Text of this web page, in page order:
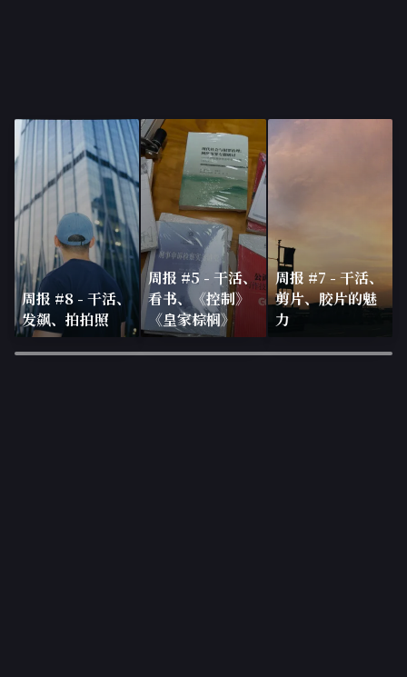
周报 #8 - 干活、
发飙、拍拍照
周报 #5 - 干活、
看书、《控制》
《皇家棕榈》
周报 #7 - 干活、
剪片、胶片的魅
力